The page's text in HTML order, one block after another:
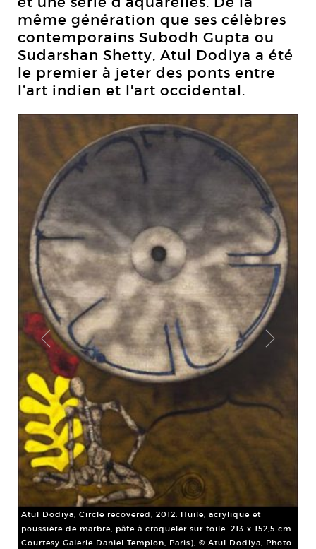
même génération que ses célèbres
contemporains Subodh Gupta ou
Sudarshan Shetty, Atul Dodiya a été
le premier à jeter des ponts entre
l’art indien et l'art occidental.
Atul Dodiya, Circle recovered, 2012. Huile, acrylique et
poussière de marbre, pâte à craqueler sur toile. 213 x 152,5 cm
Courtesy Galerie Daniel Templon, Paris), © Atul Dodiya, Photo: